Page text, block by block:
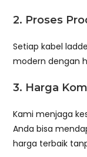
2. Proses
Setiap kabel
modern dengan
3. Harga
Kami menjaga
Anda bisa
harga terbaik